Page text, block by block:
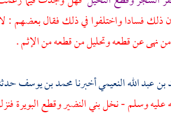
فسادا واختلفوا في ذلك فقال بعضهم : لا
من نهى عن قطعه وتحليل من قطعه من الإثم .
بن عبد الله النعيميأخبرنامحمد بن يوسف
عليه وسلم - نخلبني النضيروقطع البويرة